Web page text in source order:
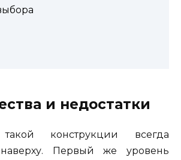
и недостатки
конструкции всегда
наверху. Первый же уровень